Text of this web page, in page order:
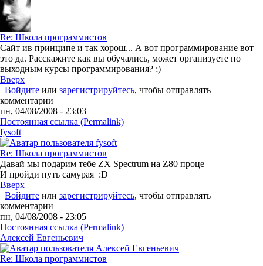
Re: Школа программистов
Сайт ив принципе и так хорош... А вот программирование вот
это да. Расскажите как вы обучались, может организуете по
выходным курсы программирования? ;)
Вверх
Войдите или зарегистрируйтесь, чтобы отправлять
комментарии
пн, 04/08/2008 - 23:03
Постоянная ссылка (Permalink)
fysoft
Re: Школа программистов
Давай мы подарим тебе ZX Spectrum на Z80 проце
И пройди путь самурая :D
Вверх
Войдите или зарегистрируйтесь, чтобы отправлять
комментарии
пн, 04/08/2008 - 23:05
Постоянная ссылка (Permalink)
Алексей Евгеньевич
Re: Школа программистов